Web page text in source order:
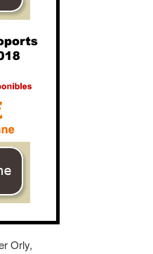
Orly,